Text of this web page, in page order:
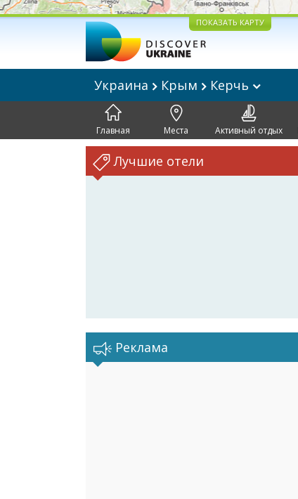
ПОКАЗАТЬ КАРТУ
Украина Крым Керчь
Главная Места Активный отдых
Лучшие отели
Реклама